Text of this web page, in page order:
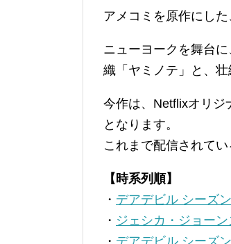
アメコミを原作にした
ニューヨークを舞台
織「ヤミノテ」と、壮
今作は、Netflixオリジ
となります。
これまで配信されて
【時系列順】
・ デアデビル シーズ
・ ジェシカ・ジョーン